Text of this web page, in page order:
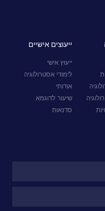
ייעוצים אישיים
ייעוץ אישי
לימודי אסטרולוגיה
אודותי
שיעור לדוגמא
סדנאות